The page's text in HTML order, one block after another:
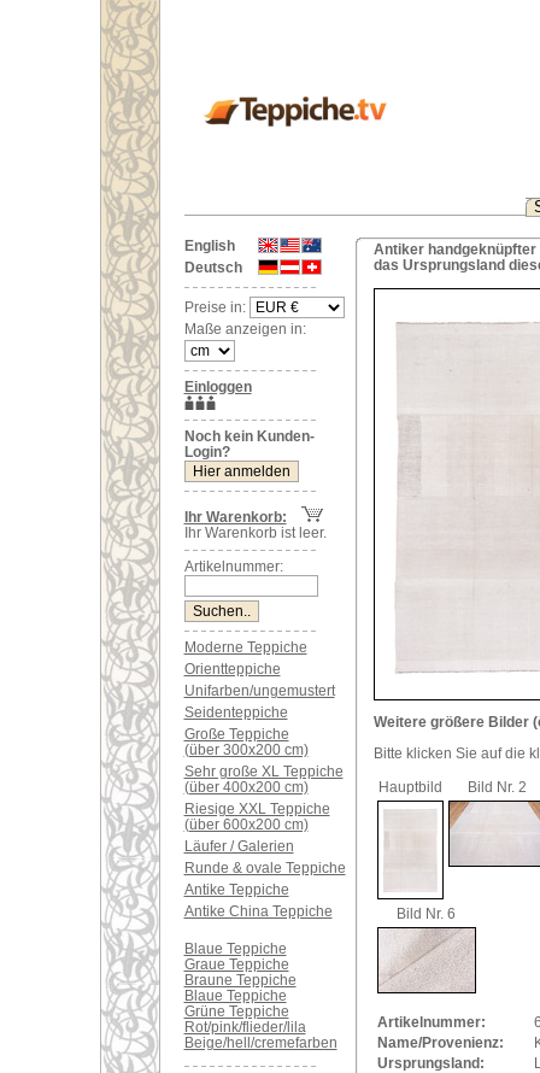
English
Deutsch
Preise in:
Maße anzeigen in:
Einloggen
Noch kein Kunden-
Login?
Ihr Warenkorb:
Ihr Warenkorb ist leer.
Artikelnummer:
Moderne Teppiche
Orientteppiche
Unifarben/ungemustert
Seidenteppiche
Große Teppiche
(über 300x200 cm)
Sehr große XL Teppiche
(über 400x200 cm)
Riesige XXL Teppiche
(über 600x200 cm)
Läufer / Galerien
Runde & ovale Teppiche
Antike Teppiche
Antike China Teppiche
Blaue Teppiche
Graue Teppiche
Braune Teppiche
Blaue Teppiche
Grüne Teppiche
Rot/pink/flieder/lila
Beige/hell/cremefarben
Antiker handgeknüpfter
das Ursprungsland
Weitere größere Bilder
Bitte klicken Sie auf die
Hauptbild
Bild Nr. 2
Bild Nr. 6
Artikelnummer:
Name/Provenienz:
Ursprungsland: